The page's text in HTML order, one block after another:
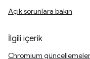
Açık sorunlara bakın
İlgili içerik
Chromium